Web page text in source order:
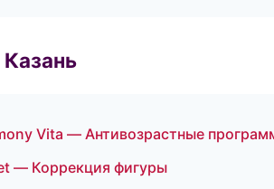
Vita — Антивозрастные
— Коррекция фигуры